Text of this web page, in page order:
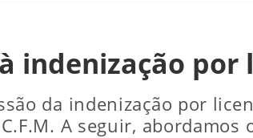
indenização por
da indenização por
A seguir,